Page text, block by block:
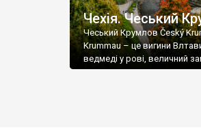
Чехія. Чеський
Чеський Крумлов Český
Krummau – це вигини
ведмеді у рові, величний